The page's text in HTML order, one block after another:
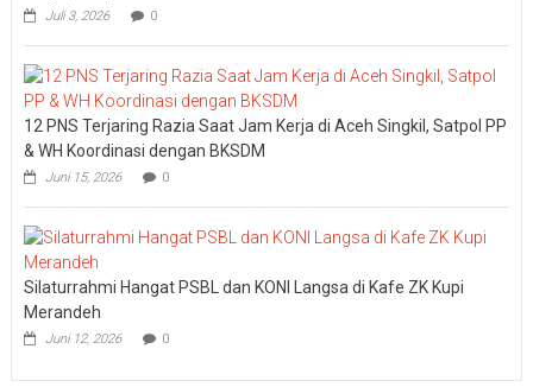
Juli 3, 2026 0
12 PNS Terjaring Razia Saat Jam Kerja di Aceh Singkil, Satpol PP
& WH Koordinasi dengan BKSDM
Juni 15, 2026 0
Silaturrahmi Hangat PSBL dan KONI Langsa di Kafe ZK Kupi
Merandeh
Juni 12, 2026 0